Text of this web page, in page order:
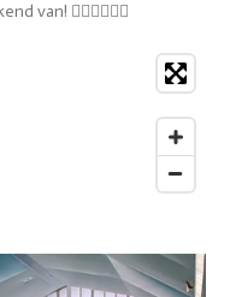
van! 🏊‍♂️🏊‍♀️💙🌊